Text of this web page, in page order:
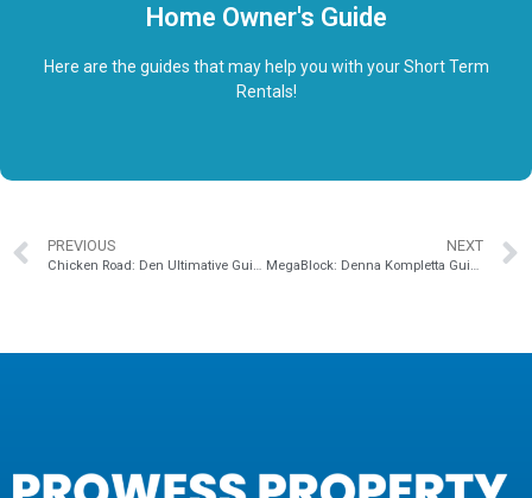
Home Owner's Guide
Here are the guides that may help you with your Short Term
Rentals!
PREVIOUS
Chicken Road: Den Ultimative Guiden om Kampens Taktikk samt Skjulte Tips
NEXT
MegaBlock: Denna Kompletta Guiden till Vårt Spelautomaten